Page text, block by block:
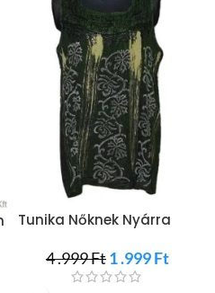
Tunika Nőknek Nyárra
4 .999Ft1 .999Ft